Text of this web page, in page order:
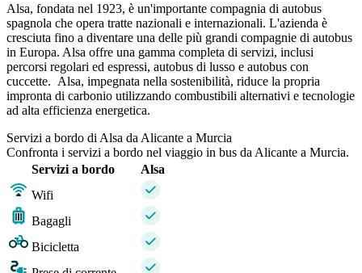
Alsa, fondata nel 1923, è un'importante compagnia di autobus
spagnola che opera tratte nazionali e internazionali. L'azienda è
cresciuta fino a diventare una delle più grandi compagnie di autobus
in Europa. Alsa offre una gamma completa di servizi, inclusi
percorsi regolari ed espressi, autobus di lusso e autobus con
cuccette. Alsa, impegnata nella sostenibilità, riduce la propria
impronta di carbonio utilizzando combustibili alternativi e tecnologie
ad alta efficienza energetica.
Servizi a bordo di Alsa da Alicante a Murcia
Confronta i servizi a bordo nel viaggio in bus da Alicante a Murcia.
Servizi a bordo
Alsa
Wifi
Bagagli
Bicicletta